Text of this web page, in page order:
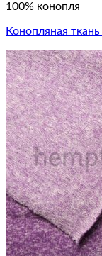
100% конопля
Конопляная